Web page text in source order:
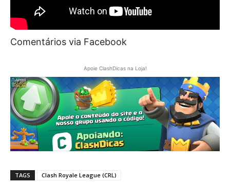
Comentários via Facebook
Apoie ClashDicas na Loja!
TAGS Clash Royale League (CRL)